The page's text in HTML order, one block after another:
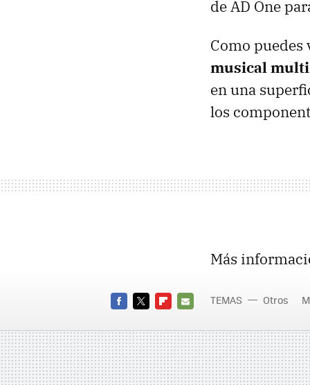
de AD One
Como puedes
musical
en una
los
Más
MAIL
TEMAS Otros